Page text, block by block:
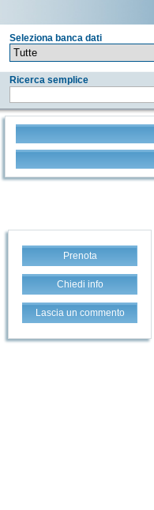
Seleziona banca dati
Ricerca semplice
Prenota
Chiedi info
Lascia un commento